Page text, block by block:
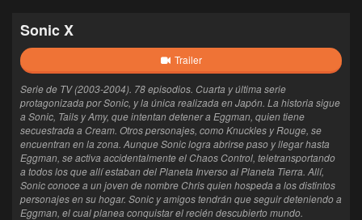
Sonic X
Trailer
Serie de TV (2003-2004). 78 episodios. Cuarta y última serie
protagonizada por Sonic, y la única realizada en Japón. La historia sigue
a Sonic, Tails y Amy, que intentan detener a Eggman, quien tiene
secuestrada a Cream. Otros personajes, como Knuckles y Rouge, se
encuentran en la zona. Aunque Sonic logra abrirse paso y llegar hasta
Eggman, se activa accidentalmente el Chaos Control, teletransportando
a todos los que allí estaban del Planeta Inverso al Planeta Tierra. Allí,
Sonic conoce a un joven de nombre Chris quien hospeda a los distintos
personajes en su hogar. Sonic y amigos tendrán que seguir deteniendo a
Eggman, el cual planea conquistar el recién descubierto mundo.